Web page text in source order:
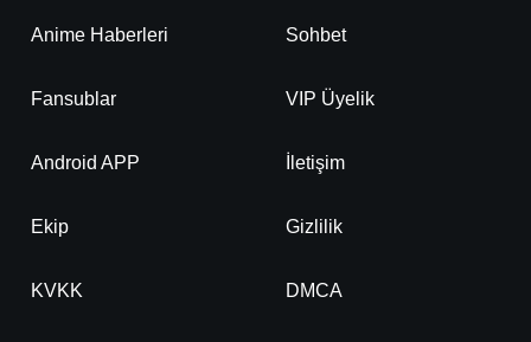
Anime Haberleri Sohbet
Fansublar VIP Üyelik
Android APP İletişim
Ekip Gizlilik
KVKK DMCA